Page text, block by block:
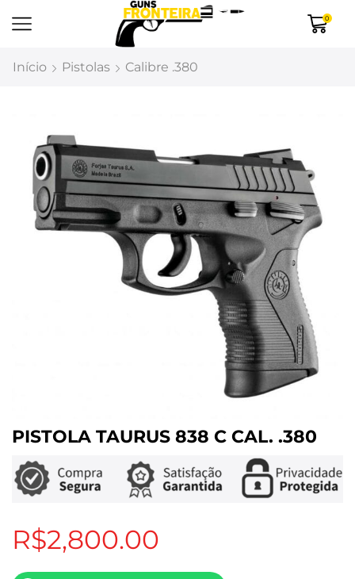
0
Início Pistolas Calibre .380
PISTOLA TAURUS 838 C CAL. .380
R$2,800.00